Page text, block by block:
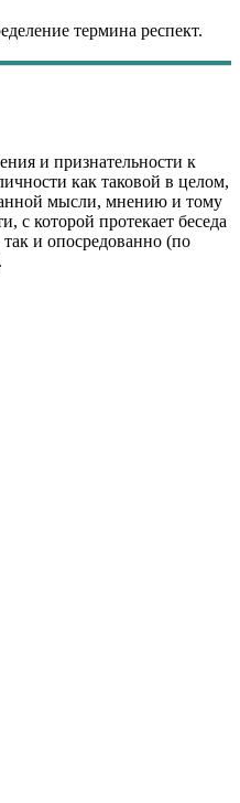
термина респект.
и признательности к
как таковой в целом,
мысли, мнению и тому
с которой протекает беседа
так и опосредованно (по